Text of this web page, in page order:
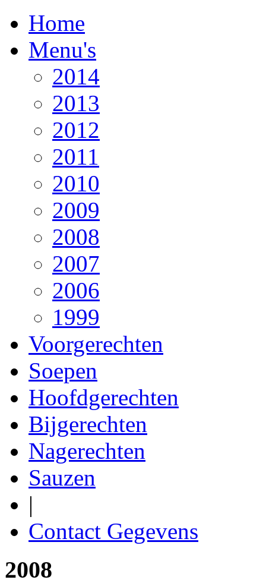
Home
Menu's
2014
2013
2012
2011
2010
2009
2008
2007
2006
1999
Voorgerechten
Soepen
Hoofdgerechten
Bijgerechten
Nagerechten
Sauzen
|
Contact Gegevens
2008